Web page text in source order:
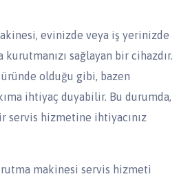
evinizde veya iş yerinizde
sağlayan bir cihazdır.
olduğu gibi, bazen
ihtiyaç duyabilir. Bu durumda,
hizmetine ihtiyacınız
makinesi servis hizmeti